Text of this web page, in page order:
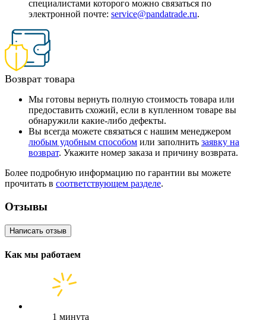
специалистами которого можно связаться по
электронной почте: service@pandatrade.ru.
Возврат товара
Мы готовы вернуть полную стоимость товара или
предоставить схожий, если в купленном товаре вы
обнаружили какие-либо дефекты.
Вы всегда можете связаться с нашим менеджером
любым удобным способом или заполнить заявку на
возврат. Укажите номер заказа и причину возврата.
Более подробную информацию по гарантии вы можете
прочитать в соответствующем разделе.
Отзывы
Написать отзыв
Как мы работаем
1 минута